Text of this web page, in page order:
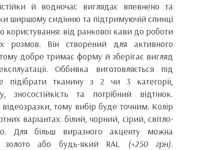
й водночас виглядає впевнено та
ширшому сидінню та підтримуючій спинці
користування: від ранкової кави до роботи
розмов. Він створений для активного
добре тримає форму й зберігає вигляд
Оббивка виготовляється під
тканину з 2 чи 3 категорії,
зносостійкість та потрібний відтінок.
тому вибір буде точним. Колір
варіантах: білий, чорний, сірий, світло-
Для більш виразного акценту можна
або будь-який RAL
(+250 грн).